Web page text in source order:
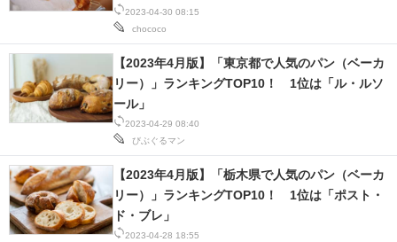
2023-04-30 08:15
chococo
2023-04-29 08:40
びぶぐるマン
【2023年4月版】「東京都で人気のパン（ベーカ
リー）」ランキングTOP10！ 1位は「ル・ルソ
ール」
2023-04-28 18:55
【2023年4月版】「栃木県で人気のパン（ベーカ
リー）」ランキングTOP10！ 1位は「ポスト・
ド・ブレ」